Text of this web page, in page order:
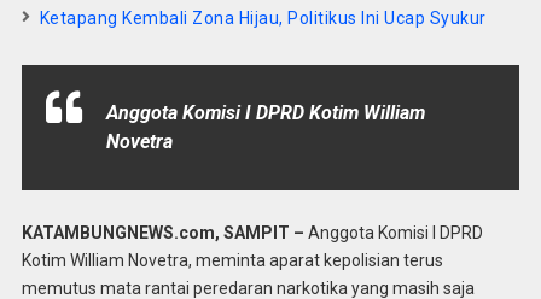
Ketapang Kembali Zona Hijau, Politikus Ini Ucap Syukur
Anggota Komisi I DPRD Kotim William
Novetra
KATAMBUNGNEWS.com, SAMPIT – Anggota Komisi I DPRD
Kotim William Novetra, meminta aparat kepolisian terus
memutus mata rantai peredaran narkotika yang masih saja